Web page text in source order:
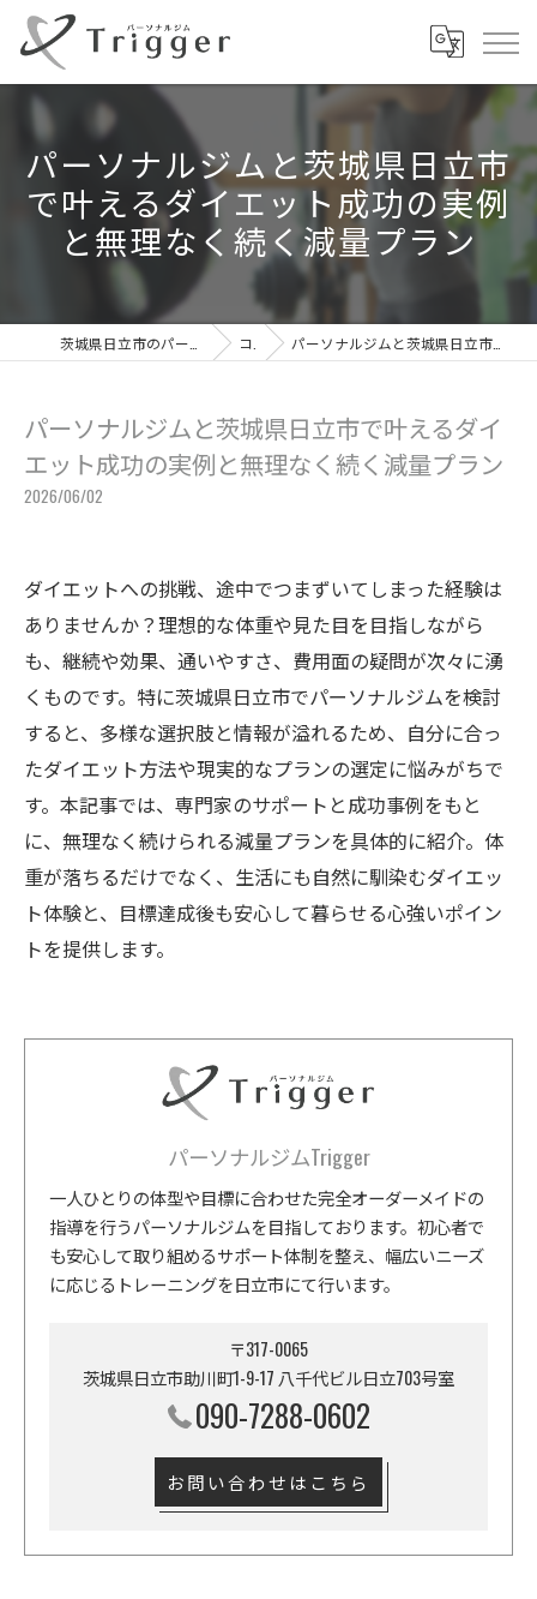
パーソナルジムと茨城県日立市
で叶えるダイエット成功の実例
と無理なく続く減量プラン
コラム パーソナルジムと茨城県日立市で叶えるダイエット成功の実例と無理なく続く減量プラン
パーソナルジムと茨城県日立市で叶えるダイ
エット成功の実例と無理なく続く減量プラン
2026/06/02
ダイエットへの挑戦、途中でつまずいてしまった経験は
ありませんか？理想的な体重や見た目を目指しながら
も、継続や効果、通いやすさ、費用面の疑問が次々に湧
くものです。特に茨城県日立市でパーソナルジムを検討
すると、多様な選択肢と情報が溢れるため、自分に合っ
たダイエット方法や現実的なプランの選定に悩みがちで
す。本記事では、専門家のサポートと成功事例をもと
に、無理なく続けられる減量プランを具体的に紹介。体
重が落ちるだけでなく、生活にも自然に馴染むダイエッ
ト体験と、目標達成後も安心して暮らせる心強いポイン
トを提供します。
パーソナルジムTrigger
一人ひとりの体型や目標に合わせた完全オーダーメイドの
指導を行うパーソナルジムを目指しております。初心者で
も安心して取り組めるサポート体制を整え、幅広いニーズ
に応じるトレーニングを日立市にて行います。
〒317-0065
茨城県日立市助川町1-9-17 八千代ビル日立703号室
090-7288-0602
お問い合わせはこちら